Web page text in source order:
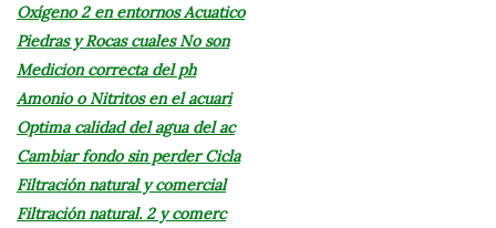
Oxígeno 2 en entornos Acuatico
Piedras y Rocas cuales No son
Medicion correcta del ph
Amonio o Nitritos en el acuari
Optima calidad del agua del ac
Cambiar fondo sin perder Cicla
Filtración natural y comercial
Filtración natural. 2 y comerc